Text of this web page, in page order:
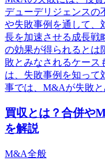
デューデリジェンスの
や失敗事例を通して、
長を加速させる成長戦
の効果が得られるとは
敗とみなされるケース
は、失敗事例を知って
事では、M&Aが失敗と
買収とは？合併や
を解説
M&A全般